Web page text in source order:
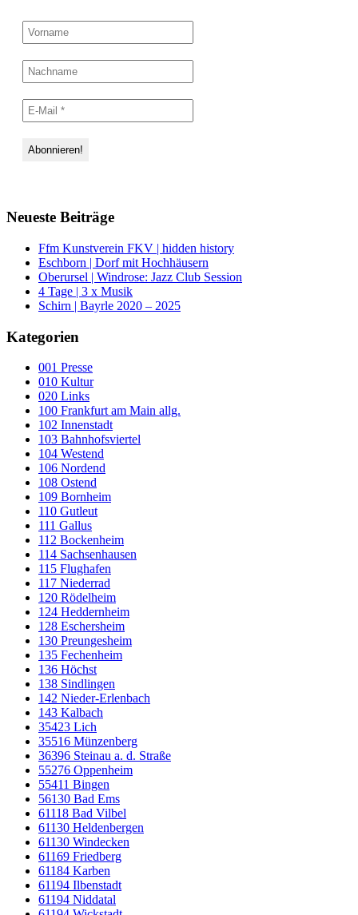
Neueste Beiträge
Ffm Kunstverein FKV | hidden history
Eschborn | Dorf mit Hochhäusern
Oberursel | Windrose: Jazz Club Session
4 Tage | 3 x Musik
Schirn | Bayrle 2020 – 2025
Kategorien
001 Presse
010 Kultur
020 Links
100 Frankfurt am Main allg.
102 Innenstadt
103 Bahnhofsviertel
104 Westend
106 Nordend
108 Ostend
109 Bornheim
110 Gutleut
111 Gallus
112 Bockenheim
114 Sachsenhausen
115 Flughafen
117 Niederrad
120 Rödelheim
124 Heddernheim
128 Eschersheim
130 Preungesheim
135 Fechenheim
136 Höchst
138 Sindlingen
142 Nieder-Erlenbach
143 Kalbach
35423 Lich
35516 Münzenberg
36396 Steinau a. d. Straße
55276 Oppenheim
55411 Bingen
56130 Bad Ems
61118 Bad Vilbel
61130 Heldenbergen
61130 Windecken
61169 Friedberg
61184 Karben
61194 Ilbenstadt
61194 Niddatal